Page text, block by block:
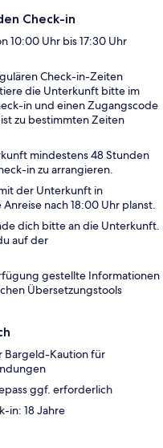
Check-in
10:00 Uhr bis 17:30 Uhr
Check-in-Zeiten
die Unterkunft bitte im
in und einen Zugangscode
zu bestimmten Zeiten
mindestens 48 Stunden
in zu arrangieren.
der Unterkunft in
nach 18:00 Uhr planst.
dich bitte an die Unterkunft.
auf der
gestellte Informationen
Übersetzungstools
Bargeld-Kaution für
ggf. erforderlich
in: 18 Jahre